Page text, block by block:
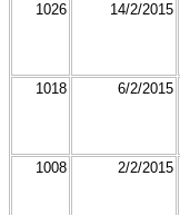
1026 14/2/2015
1018 6/2/2015
1008 2/2/2015